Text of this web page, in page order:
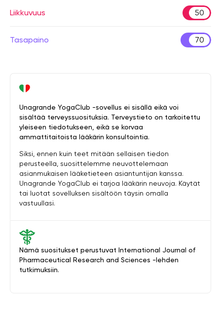
Liikkuvuus 50
Tasapaino 70
Nämä suositukset perustuvat International Journal of
Pharmaceutical Research and Sciences -lehden
tutkimuksiin.
Unagrande YogaClub -sovellus ei sisällä eikä voi
sisältää terveyssuosituksia. Terveystieto on tarkoitettu
yleiseen tiedotukseen, eikä se korvaa
ammattitaitoista lääkärin konsultointia.
Siksi, ennen kuin teet mitään sellaisen tiedon
perusteella, suosittelemme neuvottelemaan
asianmukaisen lääketieteen asiantuntijan kanssa.
Unagrande YogaClub ei tarjoa lääkärin neuvoja. Käytät
tai luotat sovelluksen sisältöön täysin omalla
vastuullasi.